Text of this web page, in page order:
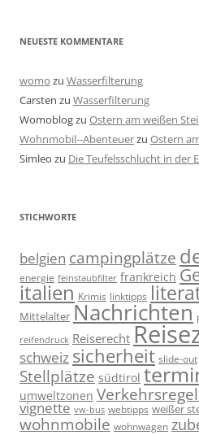
NEUESTE KOMMENTARE
womo zu Wasserfilterung
Carsten zu Wasserfilterung
Womoblogzu Ostern am weißen
Wohnmobil--Abenteuerzu Ostern
Simleo zu Die Teufelsschlucht in der
STICHWORTE
belgien campingplätze
energie feinstaubfilter frankreich
italien Krimis linktipps
Mittelalter Nachrichten
reifendruck Reiserecht
schweiz sicherheit slide-out
Stellplätze südtirol
umweltzonen
vignette vw-bus webtipps weißer
wohnmobile wohnwagen